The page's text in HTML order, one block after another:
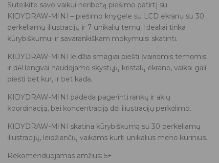
Suteikite savo vaikui neribotą piešimo patirtį su
KIDYDRAW-MINI – piešimo knygele su LCD ekranu su 30
perkeliamų iliustracijų ir 7 unikalių temų. Idealiai tinka
kūrybiškumui ir savarankiškam mokymuisi skatinti.
KIDYDRAW-MINI leidžia smagiai piešti įvairiomis temomis
ir dėl lengvai naudojamo skystųjų kristalų ekrano, vaikai gali
piešti bet kur, ir bet kada.
KIDYDRAW-MINI padeda pagerinti rankų ir akių
koordinaciją, bei koncentraciją dėl iliustracijų perkėlimo.
KIDYDRAW-MINI skatina kūrybiškumą su 30 perkeliamų
iliustracijų, leidžiančių vaikams kurti unikalius meno kūrinius.
Rekomenduojamas amžius: 5+